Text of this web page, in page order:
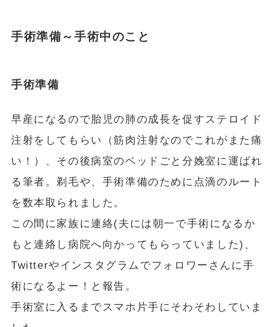
手術準備～手術中のこと
手術準備
早産になるので胎児の肺の成長を促すステロイド
注射をしてもらい（筋肉注射なのでこれがまた痛
い！）、その後病室のベッドごと分娩室に運ばれ
る筆者。剃毛や、手術準備のために点滴のルート
を数本取られました。
この間に家族に連絡(夫には朝一で手術になるか
もと連絡し病院へ向かってもらっていました)、
Twitterやインスタグラムでフォロワーさんに手
術になるよー！と報告。
手術室に入るまでスマホ片手にそわそわしていま